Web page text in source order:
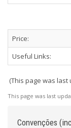
Price:
Useful Links:
(This page was last
This page was last
Convenções